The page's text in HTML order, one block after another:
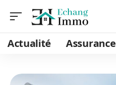
Actualité Assurance